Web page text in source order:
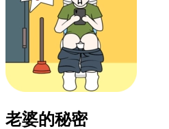
老婆的秘密